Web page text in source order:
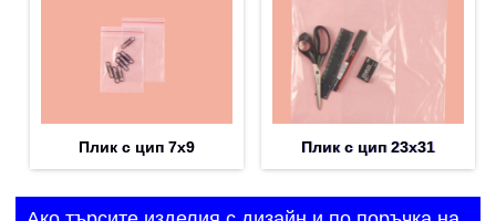
Плик с цип 7х9 Плик с цип 23х31